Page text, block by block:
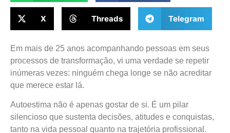
X Threads Telegram
Em mais de 25 anos acompanhando pessoas em seus
processos de transformação, vi uma verdade se repetir
inúmeras vezes: ninguém chega longe se não acreditar
que merece estar lá.
Autoestima não é apenas gostar de si. É um pilar
silencioso que sustenta decisões, atitudes e conquistas,
tanto na vida pessoal quanto na trajetória profissional.